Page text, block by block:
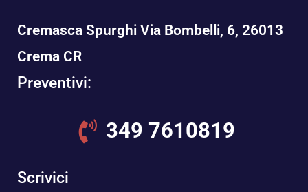
Cremasca Spurghi Via Bombelli, 6, 26013
Crema CR
Preventivi:
349 7610819
Scrivici